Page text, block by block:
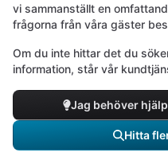
vi sammanställt en
frågorna från våra gäster
Om du inte hittar det du
information, står vår
Jag behöver
Hitta